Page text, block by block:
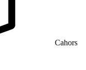
Cahors